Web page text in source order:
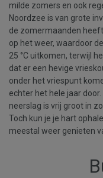
milde zomers en ook
Noordzee is van grote
de zomermaanden
op het weer, waardoor
25 °C uitkomen, terwijl
dat er een hevige
onder het vriespunt
echter het hele jaar
neerslag is vrij groot in
Toch kun je je hart
meestal weer genieten